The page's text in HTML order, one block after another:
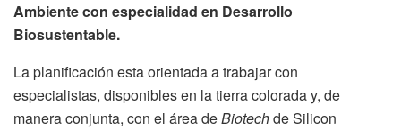
Ambiente con especialidad en Desarrollo
Biosustentable.
La planificación esta orientada a trabajar con
especialistas, disponibles en la tierra colorada y, de
manera conjunta, con el área deBiotechde Silicon